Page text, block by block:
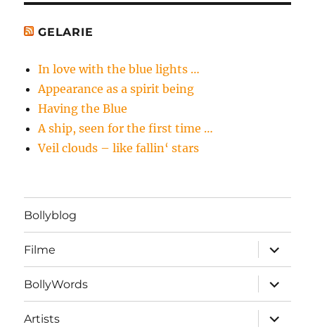
GELARIE
In love with the blue lights …
Appearance as a spirit being
Having the Blue
A ship, seen for the first time …
Veil clouds – like fallin‘ stars
Bollyblog
Filme
öffnen
BollyWords
öffnen
Artists
öffnen